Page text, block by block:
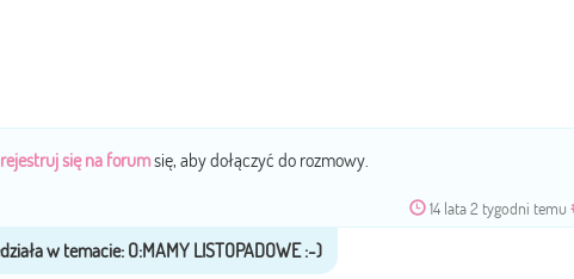
się na forumsię, aby dołączyć do rozmowy.
14 lata 2 tygodni temu